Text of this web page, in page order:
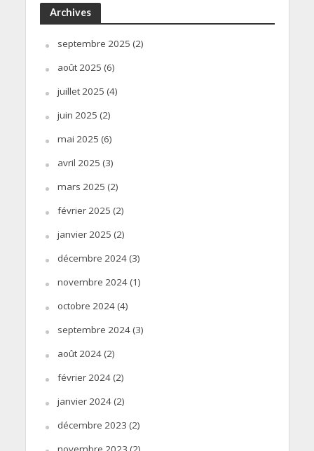
Archives
septembre 2025 (2)
août 2025 (6)
juillet 2025 (4)
juin 2025 (2)
mai 2025 (6)
avril 2025 (3)
mars 2025 (2)
février 2025 (2)
janvier 2025 (2)
décembre 2024(3)
novembre 2024(1)
octobre 2024(4)
septembre 2024(3)
août 2024(2)
février 2024(2)
janvier 2024(2)
décembre 2023 (2)